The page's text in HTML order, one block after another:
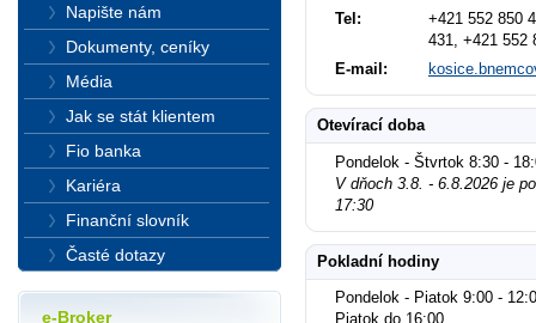
Tel:
+421 552 850
431, +421 552
E-mail:
Otevírací doba
Pondelok - Štvrtok 8:30 -
V dňoch 3.8. - 6.8.2026 je
17:30
Pokladní hodiny
Pondelok - Piatok 9:00 -
Piatok do 16:00
Napište nám
Dokumenty, ceníky
Média
Jak se stát klientem
Fio banka
Kariéra
Finanční slovník
Časté dotazy
e-Broker